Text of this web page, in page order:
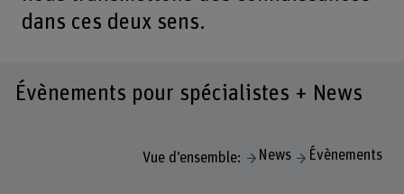
dans ces deux sens.
Évènements pour spécialistes + News
Vue d’ensemble: News Évènements